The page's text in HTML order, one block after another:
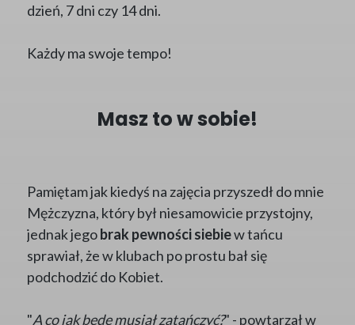
dzień, 7 dni czy 14 dni.
Każdy ma swoje tempo!
Masz to w sobie!
Pamiętam jak kiedyś na zajęcia przyszedł do mnie
Mężczyzna, który był niesamowicie przystojny,
jednak jegobrak pewności siebiew tańcu
sprawiał, że w klubach po prostu bał się
podchodzić do Kobiet.
"A co jak będę musiał zatańczyć?" - powtarzał w